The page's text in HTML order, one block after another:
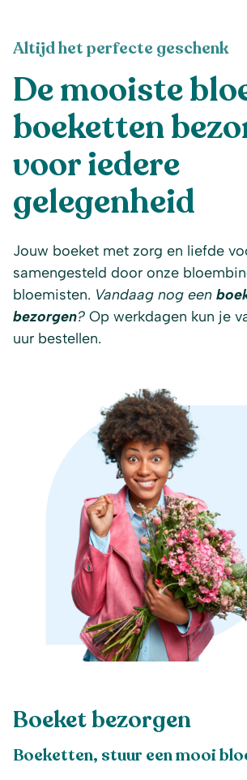
Altijd het perfecte geschenk
De mooiste
boeketten
voor iedere
gelegenheid
Jouw boeket met zorg en liefde
samengesteld door onze
bloemisten. Vandaag nog een
bezorgen? Op werkdagen kun je
uur bestellen.
Boeket bezorgen
Boeketten, stuur een mooi